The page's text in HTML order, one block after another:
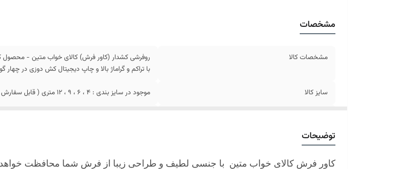
مشخصات
مشخصات کالا
روفرشی کشدار (کاور فرش) کالای خواب متین - محصول
با تراکم و گراماژ بالا و چاپ دیجیتال کش دوزی
سایز کالا موجود در سایز بندی : 4 ، 6 ، 9 ، 12 متری ( قابل سفارش در ابعاد دلخواه-سایز غیر استاندارد)
توضیحات
کاور فرش کالای خواب متین با جنسی لطیف و طراحی زیبا از فرش شما محافظت